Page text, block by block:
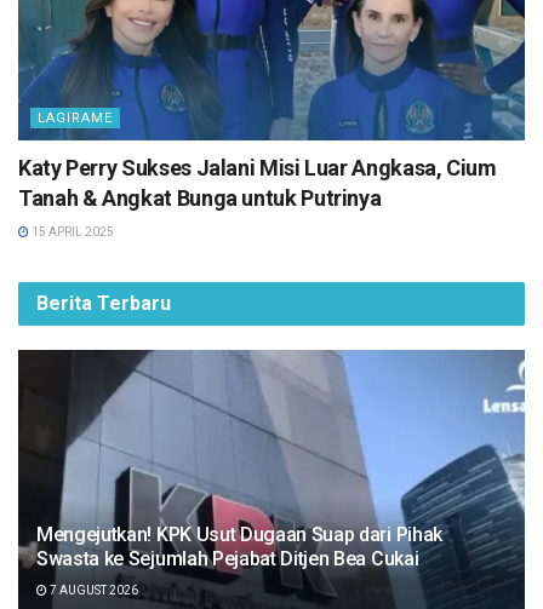
LAGIRAME
Katy Perry Sukses Jalani Misi Luar Angkasa, Cium
Tanah & Angkat Bunga untuk Putrinya
15 APRIL 2025
Berita Terbaru
Mengejutkan! KPK Usut Dugaan Suap dari Pihak
Swasta ke Sejumlah Pejabat Ditjen Bea Cukai
7 AUGUST 2026